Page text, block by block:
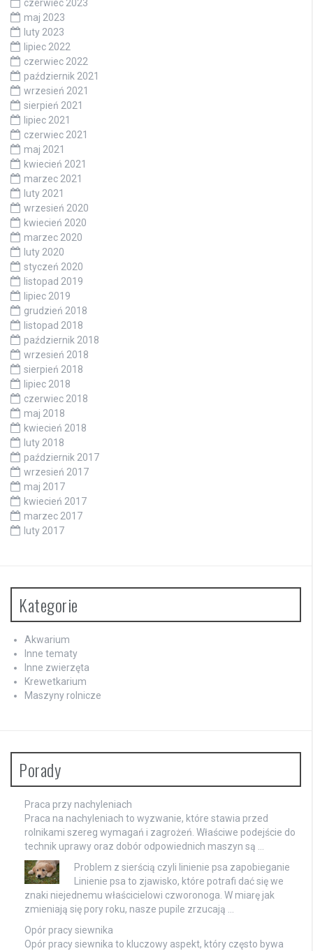
czerwiec 2023
maj 2023
luty 2023
lipiec 2022
czerwiec 2022
październik 2021
wrzesień 2021
sierpień 2021
lipiec 2021
czerwiec 2021
maj 2021
kwiecień 2021
marzec 2021
luty 2021
wrzesień 2020
kwiecień 2020
marzec 2020
luty 2020
styczeń 2020
listopad 2019
lipiec 2019
grudzień 2018
listopad 2018
październik 2018
wrzesień 2018
sierpień 2018
lipiec 2018
czerwiec 2018
maj 2018
kwiecień 2018
luty 2018
październik 2017
wrzesień 2017
maj 2017
kwiecień 2017
marzec 2017
luty 2017
Kategorie
Akwarium
Inne tematy
Inne zwierzęta
Krewetkarium
Maszyny rolnicze
Porady
Praca przy nachyleniach
Praca na nachyleniach to wyzwanie, które stawia przed
rolnikami szereg wymagań i zagrożeń. Właściwe podejście do
technik uprawy oraz dobór odpowiednich maszyn są …
Problem z sierścią czyli linienie psa zapobieganie
Linienie psa to zjawisko, które potrafi dać się we
znaki niejednemu właścicielowi czworonoga. W miarę jak
zmieniają się pory roku, nasze pupile zrzucają …
Opór pracy siewnika
Opór pracy siewnika to kluczowy aspekt, który często bywa